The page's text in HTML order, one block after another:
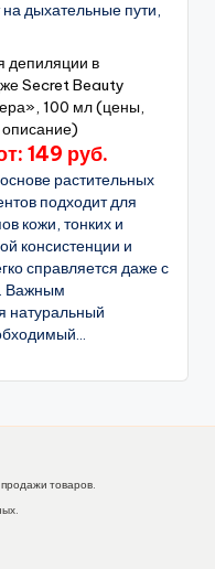
на дыхательные пути,
депиляции в
Secret Beauty
100 мл (цены,
149 руб.
растительных
подходит для
кожи, тонких и
консистенции и
справляется даже с
Важным
натуральный
товаров.